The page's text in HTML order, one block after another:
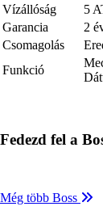
Vízállóság
5
Garancia
2
Csomagolás
Funkció
Fedezd fel a
Még több Boss